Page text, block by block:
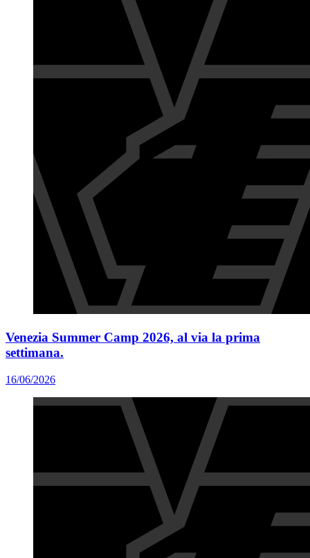
Venezia Summer Camp 2026, al via la prima
settimana.
16/06/2026